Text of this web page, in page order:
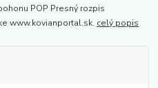
POP Presný rozpis
www.kovianportal.sk. celý popis